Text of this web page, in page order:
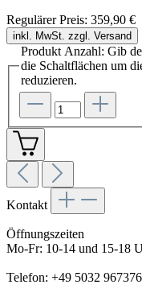
Regulärer Preis: 359,90 €
inkl. MwSt. zzgl. Versand
Produkt Anzahl: Gib
die Schaltflächen um
reduzieren.
Kontakt
Öffnungszeiten
Mo-Fr: 10-14 und 15-18
Telefon: +49 5032